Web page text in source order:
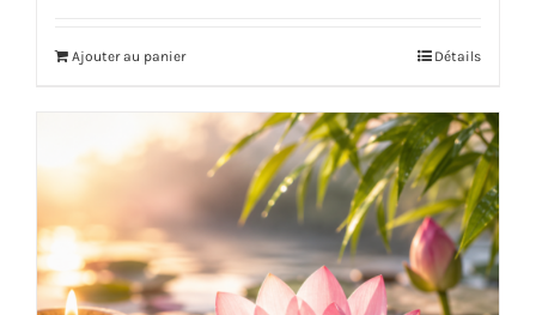
Ajouter au panier Détails